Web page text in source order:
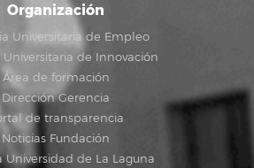
Organización
Universitaria de Empleo
Universitaria de Innovación
Área de formación
Dirección Gerencia
de transparencia
Noticias Fundación
Universidad de La Laguna